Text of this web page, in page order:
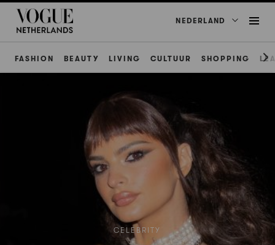
NEDERLAND
FASHION BEAUTY LIVING CULTUUR SHOPPING
CELEBRITY